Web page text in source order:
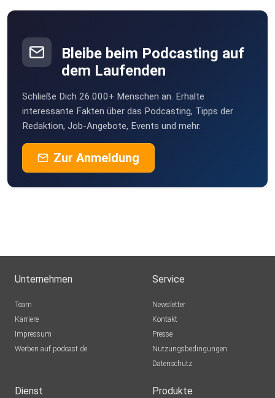
Bleibe beim Podcasting auf
dem Laufenden
Schließe Dich 26.000+ Menschen an. Erhalte
interessante Fakten über das Podcasting, Tipps der
Redaktion, Job-Angebote, Events und mehr.
Zur Anmeldung
Unternehmen
Team
Karriere
Impressum
Werben auf podcast.de
Service
Newsletter
Kontakt
Presse
Nutzungsbedingungen
Datenschutz
Dienst Produkte